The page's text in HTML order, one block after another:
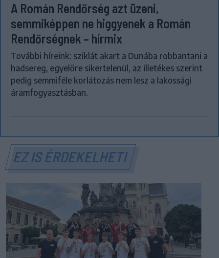
A Román Rendőrség azt üzeni,
semmiképpen ne higgyenek a Román
Rendőrségnek – hírmix
További híreink: sziklát akart a Dunába robbantani a
hadsereg, egyelőre sikertelenül, az illetékes szerint
pedig semmiféle korlátozás nem lesz a lakossági
áramfogyasztásban.
EZ IS ÉRDEKELHETI